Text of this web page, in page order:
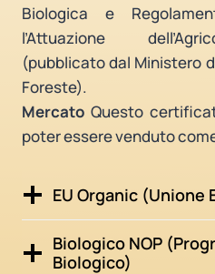
Biologica e
l’Attuazione
(pubblicato dal Ministero
Foreste).
Mercato Questo
poter essere venduto
EU Organic (Unione
Biologico NOP
Biologico)